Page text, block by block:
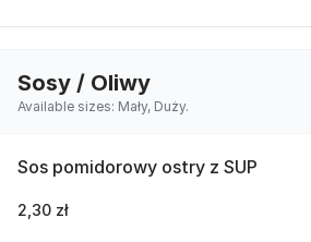
Sosy / Oliwy
Available sizes: Mały, Duży.
Sos pomidorowy ostry z SUP
2,30 zł